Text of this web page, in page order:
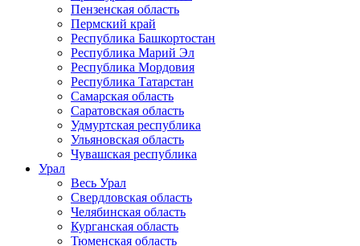
Пензенская область
Пермский край
Республика Башкортостан
Республика Марий Эл
Республика Мордовия
Республика Татарстан
Самарская область
Саратовская область
Удмуртская республика
Ульяновская область
Чувашская республика
Урал
Весь Урал
Свердловская область
Челябинская область
Курганская область
Тюменская область